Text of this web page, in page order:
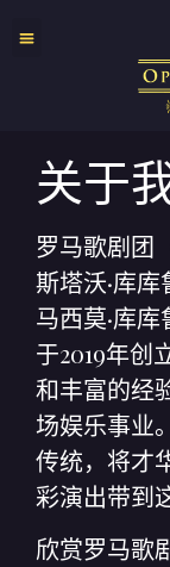
关于
罗马歌剧团
斯塔沃·库
马西莫·库
于2019年创
和丰富的经
场娱乐事业
传统，将才
彩演出带到
欣赏罗马歌